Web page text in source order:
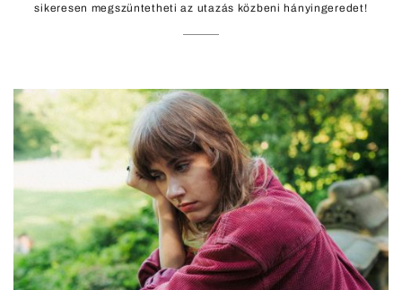
sikeresen megszüntetheti az utazás közbeni hányingeredet!